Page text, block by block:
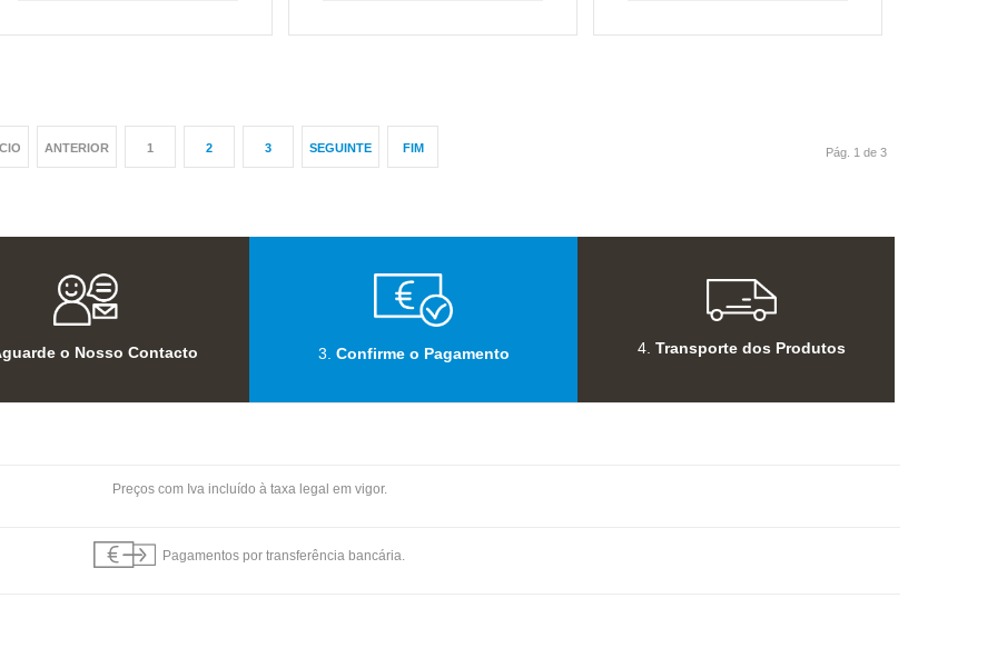
ANTERIOR 1 2 3 SEGUINTE FIM Pág. 1 de 3
o Nosso Contacto 3. Confirme o Pagamento 4. Transporte dos Produtos
Preços com Iva incluído à taxa legal em vigor.
Pagamentos por transferência bancária.